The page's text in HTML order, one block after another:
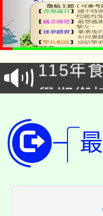
淨零綠
會
115年
程
學期銜
版
公告本
代理(
「2026
桃園市